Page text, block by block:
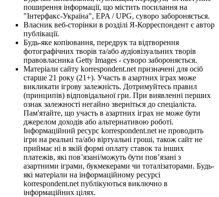
поширення інформації, що містить посилання на
"Інтерфакс-Україна", EPA / UPG, суворо забороняється.
Власник веб-сторінки в розділі Я-Корреспондент є автор
публікації.
Будь-яке копіювання, передрук та відтворення
фотографічних творів та/або аудіовізуальних творів
правовласника Getty Images - суворо забороняється.
Матеріали сайту korrespondent.net призначені для осіб
старше 21 року (21+). Участь в азартних іграх може
викликати ігрову залежність. Дотримуйтесь правил
(принципів) відповідальної гри. При виявленні перших
ознак залежності негайно зверніться до спеціаліста.
Пам'ятайте, що участь в азартних іграх не може бути
джерелом доходів або альтернативою роботі.
Інформаційний ресурс korrespondent.net не проводить
ігри на реальні та/або віртуальні гроші, також сайт не
приймає ні в якій формі оплату ставок та інших
платежів, які пов’язані/можуть бути пов’язані з
азартними іграми, букмекерами чи тоталізаторами. Будь-
які матеріали на інформаційному ресурсі
korrespondent.net публікуються виключно в
інформаційних цілях.